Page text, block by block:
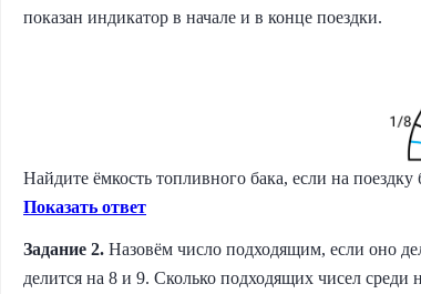
показан индикатор в начале и в конце поездки.
Найдите ёмкость топливного бака, если на
Показать ответ
Задание 2. Назовём число подходящим, если оно
делится на 8 и 9. Сколько подходящих чисел среди